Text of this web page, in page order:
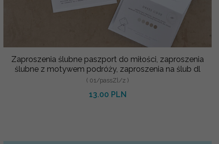
Zaproszenia ślubne paszport do miłości, zaproszenia
ślubne z motywem podróży, zaproszenia na ślub dl
( 01/passZl/z )
13.00 PLN